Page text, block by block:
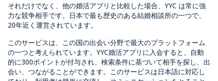
それだけでなく、他の婚活アプリと比較した場合、YYC は常に強
力な競争相手です。日本で最も歴史のある結婚相談所の一つで、
20年近く運営されています。
このサービスは、この国の出会い分野で最大のプラットフォーム
の一つと考えられています。YYC婚活アプリに入会すると、自動
的に300ポイントが付与され、検索条件に基づいて相手を探し、出
会い、つながることができます。このサービスは日本語に対応し